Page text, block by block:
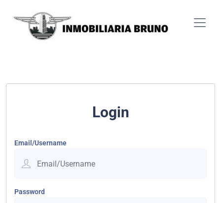
Login
Email/Username
Password